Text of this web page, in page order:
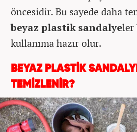
öncesidir. Bu sayede daha
beyaz plastik sandalyeler
kullanıma hazır olur.
BEYAZ PLASTİK
TEMİZLENİR?